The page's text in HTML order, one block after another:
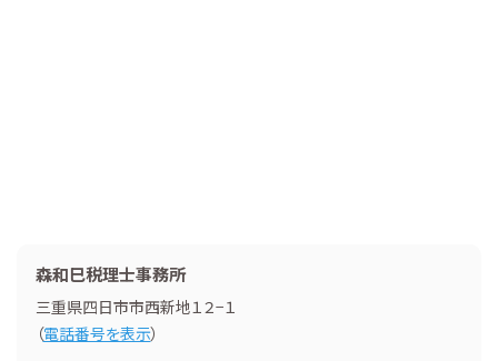
森和巳税理士事務所
三重県四日市市西新地１２−１
（電話番号を表示）